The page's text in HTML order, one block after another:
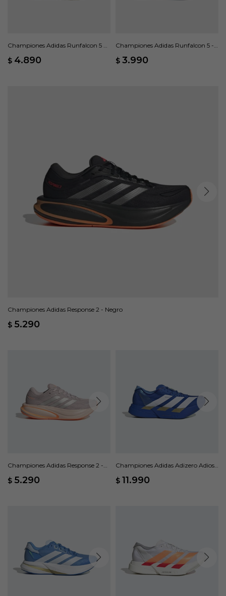
Championes Adidas Runfalcon 5 W
$ 4.890
Championes Adidas Runfalcon 5 -
$ 3.990
Championes Adidas Response 2 - Negro
$ 5.290
Championes Adidas Response 2 -
$ 5.290
Championes Adidas Adizero Adios
$ 11.990